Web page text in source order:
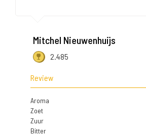
Mitchel Nieuwenhuijs
2.485
Review
Aroma
Zoet
Zuur
Bitter